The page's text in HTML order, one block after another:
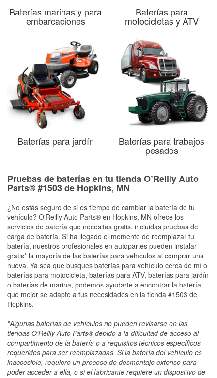
Baterías marinas y para
embarcaciones
Baterías para
motocicletas y ATV
Baterías para jardín Baterías para trabajos
pesados
Pruebas de baterías en tu tienda O’Reilly Auto
Parts® #1503 de Hopkins, MN
¿No estás seguro de si es tiempo de cambiar la batería de tu
vehículo? O'Reilly Auto Parts® en Hopkins, MN ofrece los
servicios de batería que necesitas gratis, incluidas pruebas de
carga de batería. Si ha llegado el momento de reemplazar tu
batería, nuestros profesionales en autopartes pueden instalar
gratis* la mayoría de las baterías para vehículos al comprar una
nueva. Ya sea que busques baterías para vehículo cerca de mí o
baterías para motocicleta, baterías para ATV, baterías para jardín
o baterías de marina, podemos ayudarte a encontrar la batería
que mejor se adapte a tus necesidades en la tienda #1503 de
Hopkins.
*Algunas baterías de vehículos no pueden revisarse en las
tiendas O'Reilly Auto Parts® debido a la dificultad de acceso al
compartimento de la batería o a requisitos técnicos específicos
requeridos para ser reemplazadas. Si la batería del vehículo es
inaccesible, requiere un proceso de desmontaje extenso para
poder acceder a ella, o si el fabricante requiere un dispositivo de